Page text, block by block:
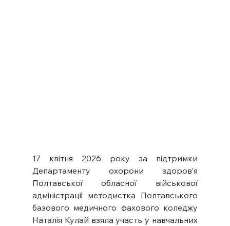
17 квітня 2026 року за підтримки
Департаменту охорони здоров’я
Полтавської обласної військової
адміністрації методистка Полтавського
базового медичного фахового коледжу
Наталія Кулай взяла участь у навчальних